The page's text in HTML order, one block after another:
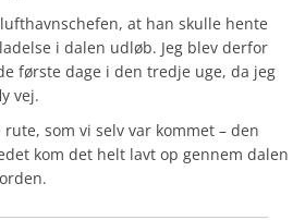
at han skulle hente
i dalen udløb. Jeg blev derfor
første dage i den tredje uge, da jeg
vej.
som vi selv var kommet – den
kom det helt lavt op gennem dalen